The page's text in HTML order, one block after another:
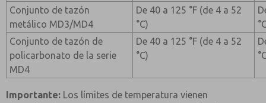
Conjunto de tazón
metálico MD3/MD4
De 40 a 125 °F (de 4 a 52
°C)
Conjunto de tazón de
policarbonato de la serie
MD4
De 40 a 125 °F (de 4 a 52
°C)
Importante: Los límites de temperatura vienen